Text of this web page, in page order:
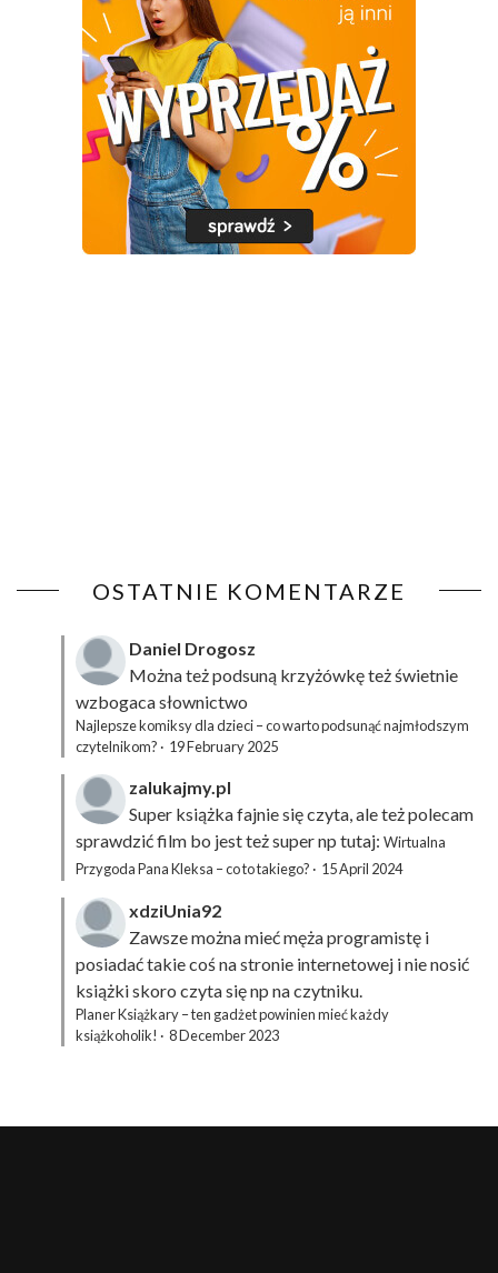
OSTATNIE KOMENTARZE
Daniel Drogosz
Można też podsuną krzyżówkęteż świetnie
wzbogaca słownictwo
Najlepsze komiksy dla dzieci – co warto podsunąć najmłodszym
czytelnikom? · 19 February 2025
zalukajmy.pl
Super książka fajnie się czyta, ale też polecam
sprawdzić film bo jest też super np tutaj: Wirtualna
Przygoda Pana Kleksa – co to takiego? · 15 April 2024
xdziUnia92
Zawsze można mieć męża programistę i
posiadać takie coś na stronie internetowej i nie nosić
książki skoro czyta się np na czytniku.
Planer Książkary – ten gadżet powinien mieć każdy
książkoholik! · 8 December 2023